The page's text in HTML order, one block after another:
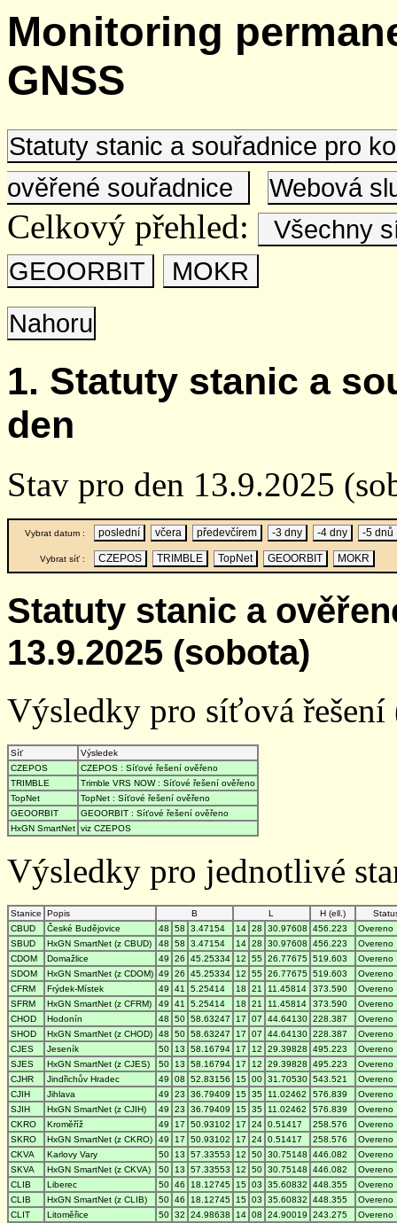
Monitoring
GNSS
Statuty stanic a souřadnice pro
ověřené souřadnice
Webová
Celkový přehled:
Všechny
GEOORBIT
MOKR
Nahoru
1. Statuty stanic a
den
Stav pro den 13.9.2025
Vybrat datum : poslední včera předevčírem -3 dny -4 dny -5 dnů
Vybrat síť : CZEPOS TRIMBLE TopNet GEOORBIT MOKR
Statuty stanic a
13.9.2025 (sobota)
Výsledky pro síťová
Síť
Výsledek
CZEPOS
CZEPOS : Síťové řešení ověřeno
TRIMBLE
Trimble VRS NOW : Síťové řešení ověřeno
TopNet
TopNet : Síťové řešení ověřeno
GEOORBIT
GEOORBIT : Síťové řešení ověřeno
HxGN SmartNet viz CZEPOS
Výsledky pro jednotlivé
Stanice Popis B L H (ell.)
CBUD
České Budějovice 48 58 3.47154 14 28 30.97608 456.223
Overeno
SBUD
HxGN SmartNet (z CBUD) 48 58 3.47154 14 28 30.97608 456.223
Overeno
CDOM
Domažlice 49 26 45.25334 12 55 26.77675 519.603
Overeno
SDOM
HxGN SmartNet (z CDOM) 49 26 45.25334 12 55 26.77675 519.603
Overeno
CFRM
Frýdek-Místek 49 41 5.25414 18 21 11.45814 373.590
Overeno
SFRM
HxGN SmartNet (z CFRM) 49 41 5.25414 18 21 11.45814 373.590
Overeno
CHOD
Hodonín 48 50 58.63247 17 07 44.64130 228.387
Overeno
SHOD
HxGN SmartNet (z CHOD) 48 50 58.63247 17 07 44.64130 228.387
Overeno
CJES
Jeseník 50 13 58.16794 17 12 29.39828 495.223
Overeno
SJES
HxGN SmartNet (z CJES) 50 13 58.16794 17 12 29.39828 495.223
Overeno
CJHR
Jindřichův Hradec 49 08 52.83156 15 00 31.70530 543.521
Overeno
CJIH
Jihlava 49 23 36.79409 15 35 11.02462 576.839
Overeno
SJIH
HxGN SmartNet (z CJIH) 49 23 36.79409 15 35 11.02462 576.839
Overeno
CKRO
Kroměříž 49 17 50.93102 17 24 0.51417 258.576
Overeno
SKRO
HxGN SmartNet (z CKRO) 49 17 50.93102 17 24 0.51417 258.576
Overeno
CKVA
Karlovy Vary 50 13 57.33553 12 50 30.75148 446.082
Overeno
SKVA
HxGN SmartNet (z CKVA) 50 13 57.33553 12 50 30.75148 446.082
Overeno
CLIB
Liberec 50 46 18.12745 15 03 35.60832 448.355
Overeno
CLIB
HxGN SmartNet (z CLIB) 50 46 18.12745 15 03 35.60832 448.355
Overeno
CLIT
Litoměřice 50 32 24.98638 14 08 24.90019 243.275
Overeno